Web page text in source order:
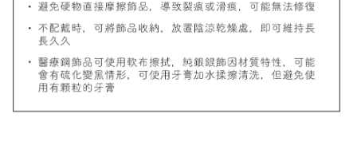
加入購物車
飾品禮物盒加價購